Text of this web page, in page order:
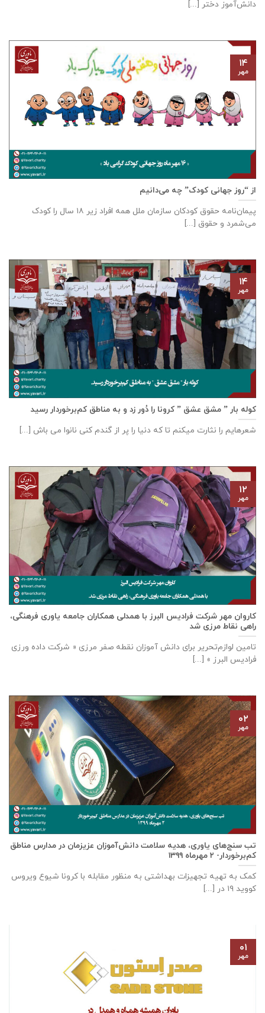
دانش‌آموز دختر [...]
از “روز جهانی کودک” چه می‌دانیم
پیمان‌نامه‌ حقوق کودکان سازمان ملل همه‌ افراد زیر ۱۸ سال را کودک
می‌شمرد و حقوق [...]
۱۴
مهر
کوله بار ” مشق عشق ” کرونا را دُور زد و به مناطق کم‌برخوردار رسید
شعرهایم را نثارت میکنم تا که دنیا را پر از گندم کنی نانوا می باش [...]
۱۴
مهر
كاروان مهر شرکت فرادیس البرز با همدلی همکاران جامعه یاوری فرهنگی،
راهی نقاط مرزی شد
تامين لوازم‌تحرير برای دانش آموزان نقطه صفر مرزی « شرکت داده ورزی
فراديس البرز » [...]
۱۲
مهر
تب سنج‌های یاوری، هدیه سلامت دانش‌آموزان عزیزمان در مدارس مناطق
کم‌برخوردار- ۲ مهرماه ۱۳۹۹
کمک به تهیه تجهیزات بهداشتی به منظور مقابله با کرونا شیوع ویروس
کووید ۱۹ در [...]
۰۲
مهر
۰۱
مهر